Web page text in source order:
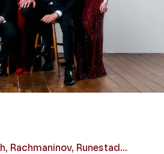
Rachmaninov, Runestad...